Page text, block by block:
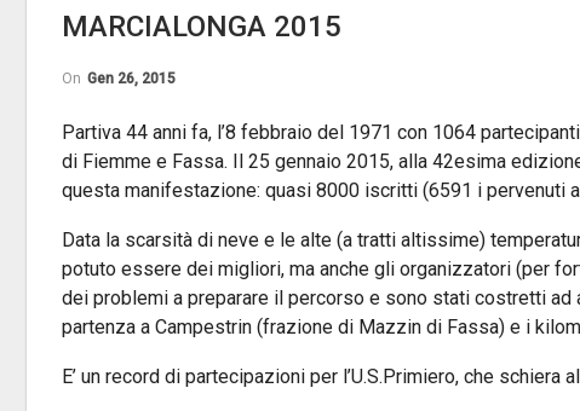
MARCIALONGA 2015
On Gen 26, 2015
Partiva 44 anni fa, l’8 febbraio del 1971 con 1064
di Fiemme e Fassa. Il 25 gennaio 2015, alla 42esima
questa manifestazione: quasi 8000 iscritti (6591 i pervenuti
Data la scarsità di neve e le alte (a tratti altissime)
potuto essere dei migliori, ma anche gli organizzatori (per
dei problemi a preparare il percorso e sono stati costretti
partenza a Campestrin (frazione di Mazzin di Fassa) e i
E’ un record di partecipazioni per l’U.S.Primiero, che